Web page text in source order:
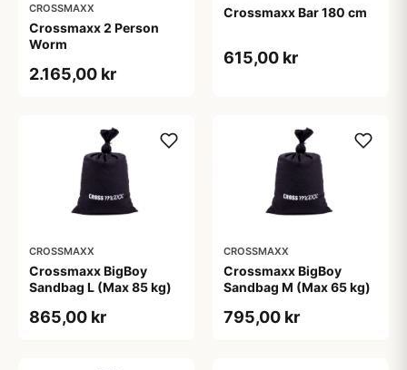
CROSSMAXX
Crossmaxx 2 Person
Worm
2.165,00 kr
Crossmaxx Bar 180 cm
615,00 kr
CROSSMAXX
Crossmaxx BigBoy
Sandbag L (Max 85 kg)
865,00 kr
CROSSMAXX
Crossmaxx BigBoy
Sandbag M (Max 65 kg)
795,00 kr